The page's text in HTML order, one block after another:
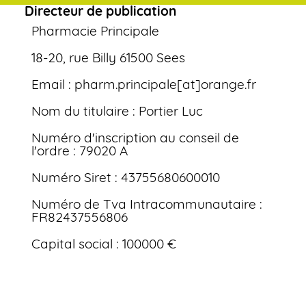
Directeur de publication
Pharmacie Principale
18-20, rue Billy 61500 Sees
Email : pharm.principale[at]orange.fr
Nom du titulaire : Portier Luc
Numéro d'inscription au conseil de
l'ordre : 79020 A
Numéro Siret : 43755680600010
Numéro de Tva Intracommunautaire :
FR82437556806
Capital social : 100000 €